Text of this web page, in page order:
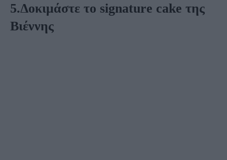
5.Δοκιμάστε το signature cake της
Βιέννης